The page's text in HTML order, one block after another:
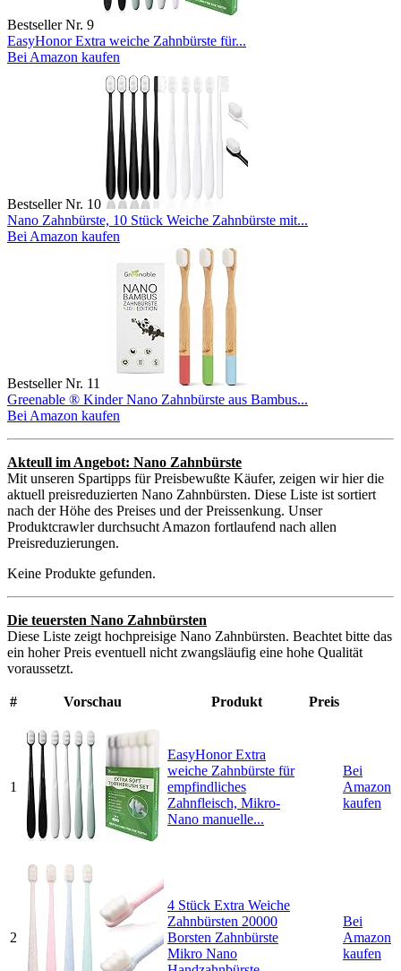
Bestseller Nr. 9
EasyHonor Extra weiche Zahnbürste für...
Bei Amazon kaufen
Bestseller Nr. 10
Nano Zahnbürste, 10 Stück Weiche Zahnbürste mit...
Bei Amazon kaufen
Bestseller Nr. 11
Greenable ® Kinder Nano Zahnbürste aus Bambus...
Bei Amazon kaufen
Akteull im Angebot: Nano Zahnbürste
Mit unseren Spartipps für Preisbewußte Käufer, zeigen wir hier die
aktuell preisreduzierten Nano Zahnbürsten. Diese Liste ist sortiert
nach der Höhe des Preises und der Preissenkung. Unser
Produktcrawler durchsucht Amazon fortlaufend nach allen
Preisreduzierungen.
Keine Produkte gefunden.
Die teuersten Nano Zahnbürsten
Diese Liste zeigt hochpreisige Nano Zahnbürsten. Beachtet bitte das
ein hoher Preis eventuell nicht zwangsläufig eine hohe Qualität
voraussetzt.
# Vorschau Produkt Preis
1
EasyHonor Extra
weiche Zahnbürste für
empfindliches
Zahnfleisch, Mikro-
Nano manuelle...
Bei
Amazon
kaufen
2
4 Stück Extra Weiche
Zahnbürsten 20000
Borsten Zahnbürste
Mikro Nano
Bei
Amazon
kaufen